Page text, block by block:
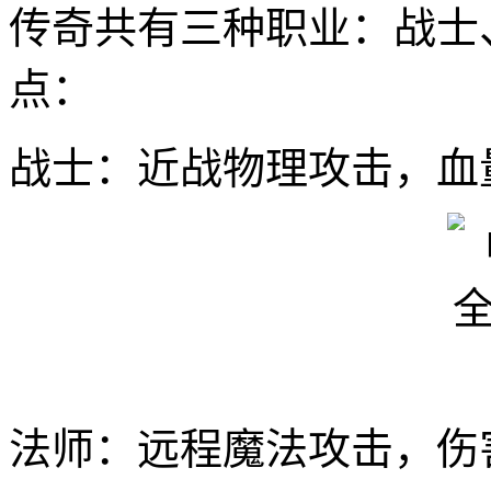
传奇共有三种职业：战
点：
战士：近战物理攻击，
法师：远程魔法攻击，